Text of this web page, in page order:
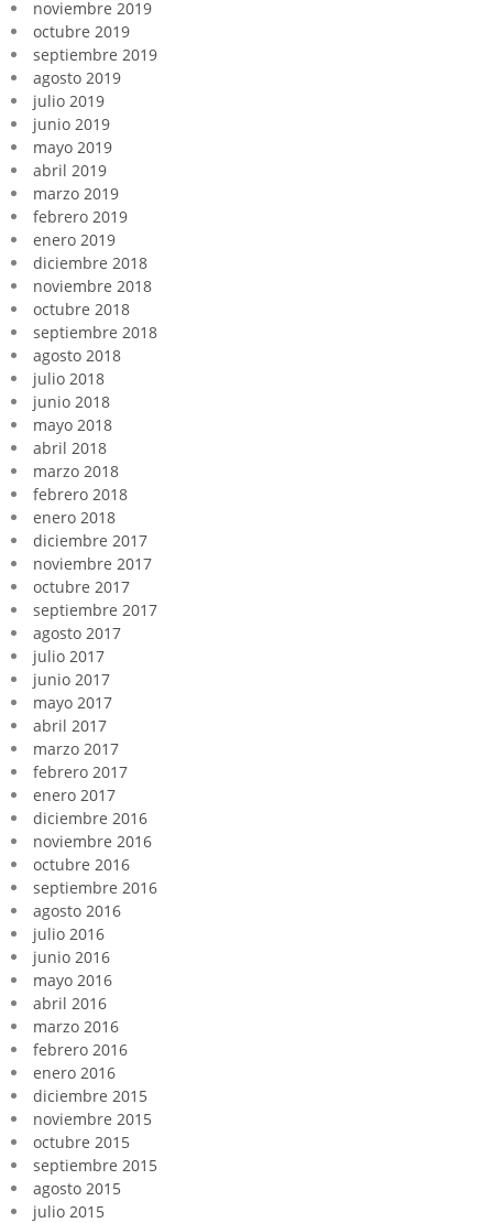
noviembre 2019
octubre 2019
septiembre 2019
agosto 2019
julio 2019
junio 2019
mayo 2019
abril 2019
marzo 2019
febrero 2019
enero 2019
diciembre 2018
noviembre 2018
octubre 2018
septiembre 2018
agosto 2018
julio 2018
junio 2018
mayo 2018
abril 2018
marzo 2018
febrero 2018
enero 2018
diciembre 2017
noviembre 2017
octubre 2017
septiembre 2017
agosto 2017
julio 2017
junio 2017
mayo 2017
abril 2017
marzo 2017
febrero 2017
enero 2017
diciembre 2016
noviembre 2016
octubre 2016
septiembre 2016
agosto 2016
julio 2016
junio 2016
mayo 2016
abril 2016
marzo 2016
febrero 2016
enero 2016
diciembre 2015
noviembre 2015
octubre 2015
septiembre 2015
agosto 2015
julio 2015